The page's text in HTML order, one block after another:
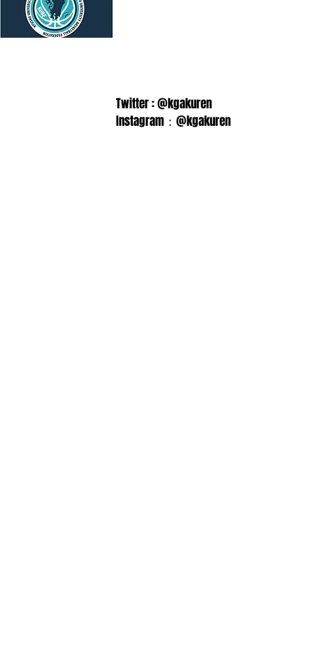
Twitter : @kgakuren
Instagram：@kgakuren